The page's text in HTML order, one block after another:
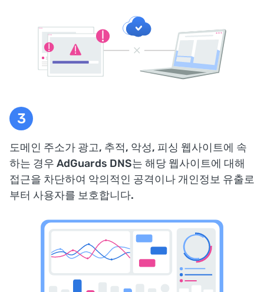
도메인 주소가 광고, 추적, 악성, 피싱 웹사이트에 속
하는 경우 AdGuards DNS는 해당 웹사이트에 대해
접근을 차단하여 악의적인 공격이나 개인정보 유출로
부터 사용자를 보호합니다.